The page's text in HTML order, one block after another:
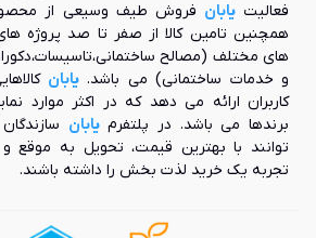
فعالیتیابان فروش طیف وسیعی از
همچنین تامین کالا از صفر تا صد پروژه
های مختلف (مصالح
و خدمات ساختمانی) می باشد.یابان
کاربران ارائه می دهد که در اکثر موارد
برندها می باشد. در پلتفرمیابان
توانند با بهترین قیمت، تحویل به
تجربه یک خرید لذت بخش را داشته باشند.